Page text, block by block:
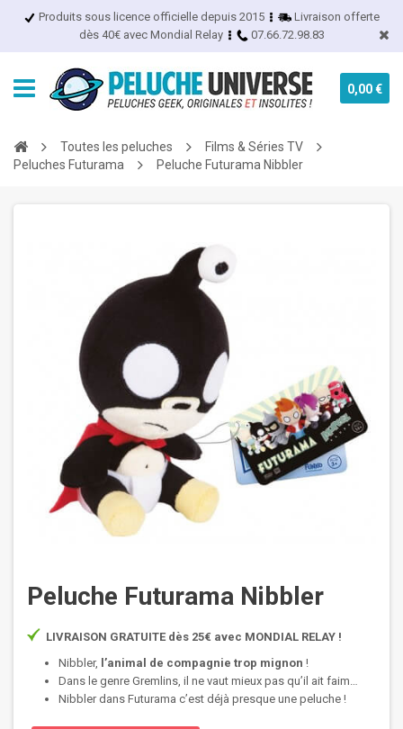
Produits sous licence officielle depuis 2015
Livraison offerte
dès 40€ avec Mondial Relay
07.66.72.98.83
0,00 €
Toutes les peluches
Films & Séries TV
Peluches Futurama
Peluche Futurama Nibbler
Peluche Futurama Nibbler
LIVRAISON GRATUITE dès 25€ avec MONDIAL RELAY !
Nibbler, l’animal de compagnie trop mignon !
Dans le genre Gremlins, il ne vaut mieux pas qu’il ait faim…
Nibbler dans Futurama c’est déjà presque une peluche !